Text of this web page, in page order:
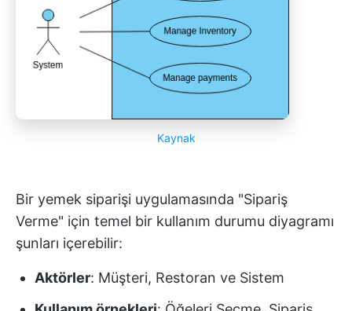
Kaynak
Bir yemek siparişi uygulamasında "Sipariş
Verme" için temel bir kullanım durumu diyagramı
şunları içerebilir:
Aktörler: Müşteri, Restoran ve Sistem